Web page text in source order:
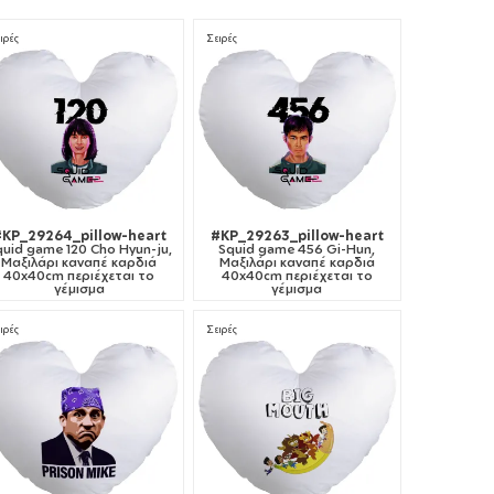
heart
game 120 Cho Hyun-ju,
Μαξιλάρι καναπέ καρδιά
40x40cm περιέχεται το
γέμισμα
Σειρές
#KP_29263_pillow-heart
Squid game 456 Gi-Hun,
Μαξιλάρι καναπέ καρδιά
40x40cm περιέχεται το
γέμισμα
Σειρές